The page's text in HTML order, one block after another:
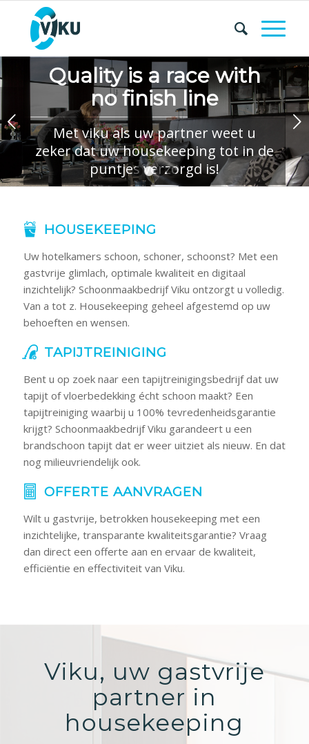
Volgende
1 3 4
Quality is a race with
no finish line
Met viku als uw partner weet u
zeker dat uw housekeeping tot in de
puntjes verzorgd is!
HOUSEKEEPING
Uw hotelkamers schoon, schoner, schoonst? Met een
gastvrije glimlach, optimale kwaliteit en digitaal
inzichtelijk? Schoonmaakbedrijf Viku ontzorgt u volledig.
Van a tot z. Housekeeping geheel afgestemd op uw
behoeften en wensen.
TAPIJTREINIGING
Bent u op zoek naar een tapijtreinigingsbedrijf dat uw
tapijt of vloerbedekking écht schoon maakt? Een
tapijtreiniging waarbij u 100% tevredenheidsgarantie
krijgt? Schoonmaakbedrijf Viku garandeert u een
brandschoon tapijt dat er weer uitziet als nieuw. En dat
nog milieuvriendelijk ook.
OFFERTE AANVRAGEN
Wilt u gastvrije, betrokken housekeeping met een
inzichtelijke, transparante kwaliteitsgarantie? Vraag
dan direct een offerte aan en ervaar de kwaliteit,
efficiëntie en effectiviteit van Viku.
Viku, uw gastvrije
partner in
housekeeping